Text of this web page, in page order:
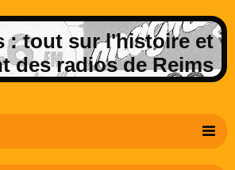
: tout sur l'histoire et
des radios de Reims
rémoise